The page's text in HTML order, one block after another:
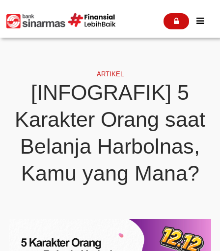
 
ARTIKEL
[INFOGRAFIK] 5
Karakter Orang saat
Belanja Harbolnas,
Kamu yang Mana?